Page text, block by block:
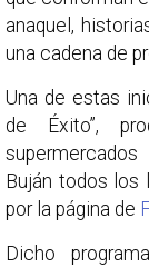
anaquel,
una cadena de
Una de estas
de Éxito”,
Buján todos los
por la página de
Dicho